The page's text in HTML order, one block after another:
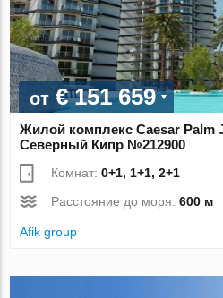
от € 151 659
Жилой комплекс Caesar Palm
Северный Кипр №212900
Комнат:0+1, 1+1, 2+1
Расстояние до моря:600 м
Afik group